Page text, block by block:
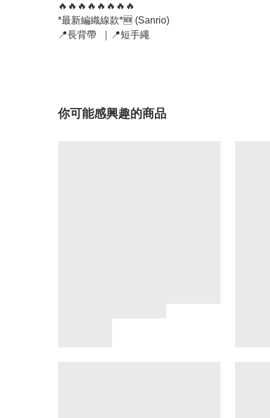
🔥🔥🔥🔥🔥🔥🔥🔥
*最新編織線款*🆕 (Sanrio)
📍長背帶 ｜📍短手繩
你可能感興趣的商品